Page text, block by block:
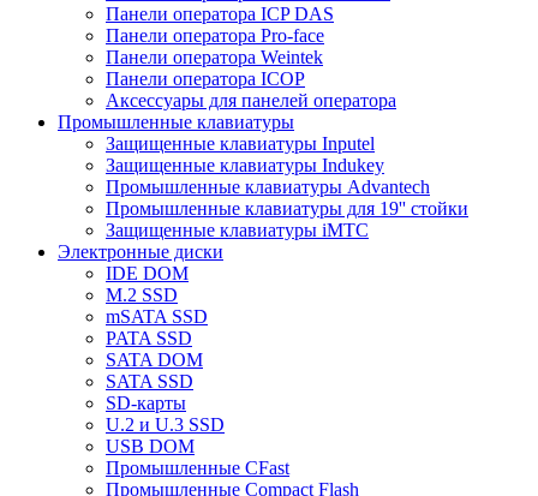
Панели оператора ICP DAS
Панели оператора Pro-face
Панели оператора Weintek
Панели оператора ICOP
Аксессуары для панелей оператора
Промышленные клавиатуры
Защищенные клавиатуры Inputel
Защищенные клавиатуры Indukey
Промышленные клавиатуры Advantech
Промышленные клавиатуры для 19'' стойки
Защищенные клавиатуры iMTC
Электронные диски
IDE DOM
M.2 SSD
mSATA SSD
PATA SSD
SATA DOM
SATA SSD
SD-карты
U.2 и U.3 SSD
USB DOM
Промышленные CFast
Промышленные Compact Flash